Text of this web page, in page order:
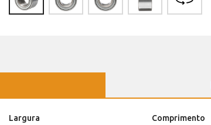
Largura Comprimento